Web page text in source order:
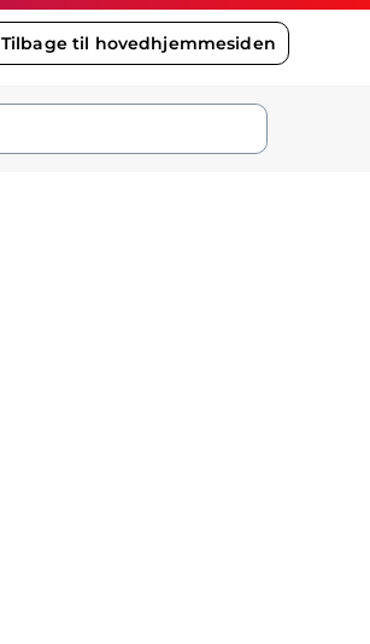
Tilbage til hovedhjemmesiden